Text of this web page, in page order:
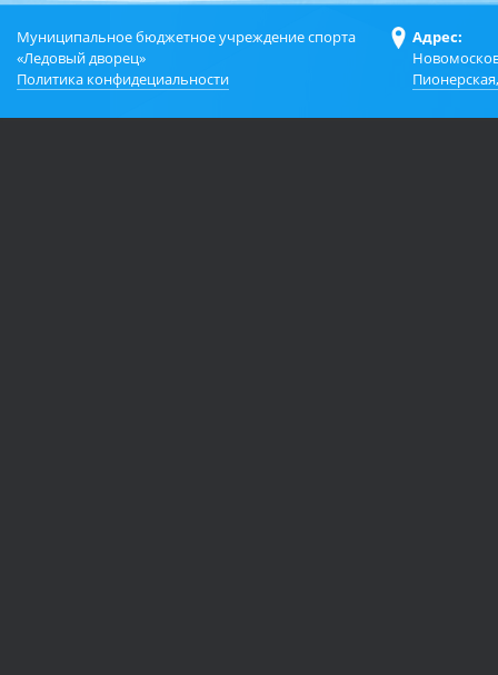
Муниципальное бюджетное учреждение спорта
«Ледовый дворец»
Политика конфидециальности
Адрес: